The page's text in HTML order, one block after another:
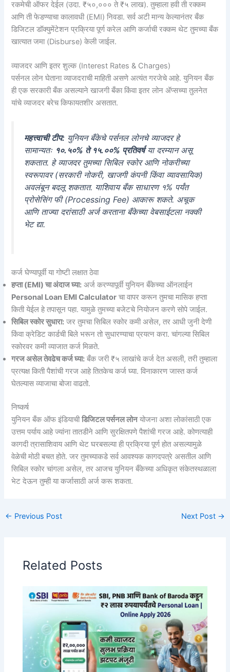
रकमेची ऑफर देईल (उदा. ₹५०,००० ते ₹५ लाख). तुम्हाला हवी ती रक्कम
आणि ती फेडण्याचा कालावधी (EMI) निवडा. सर्व अटी मान्य केल्यानंतर बँक
डिजिटल डॉक्युमेंटेशन प्रक्रिया पूर्ण करेल आणि कर्जाची रक्कम थेट तुमच्या बँक
खात्यात जमा (Disburse) केली जाईल.
व्याजदर आणि इतर शुल्क (Interest Rates & Charges)
पर्सनल लोन घेताना व्याजदराची माहिती असणे अत्यंत गरजेचे आहे. युनियन बँक
ही एक सरकारी बँक असल्याने खाजगी बँका किंवा इतर लोन ॲप्सच्या तुलनेत
यांचे व्याजदर बरेच किफायतशीर असतात.
महत्त्वाची टीप: युनियन बँकेचे पर्सनल लोनचे व्याजदर हे
सामान्यतः १०.५०% ते १५.००% प्रतिवर्षया दरम्यान असू
शकतात. हे व्याजदर तुमच्या सिबिल स्कोर आणि नोकरीच्या
स्वरूपावर (सरकारी नोकरी, खाजगी कंपनी किंवा व्यावसायिक)
अवलंबून बदलू शकतात. याशिवाय बँक साधारण १% पर्यंत
प्रोसेसिंग फी (Processing Fee) आकारू शकते. अचूक
आणि ताज्या दरांसाठी अर्ज करताना बँकेच्या वेबसाईटला नक्की
भेट द्या.
कर्ज घेण्यापूर्वी या गोष्टी लक्षात ठेवा
हप्ता (EMI) चा अंदाज घ्या: अर्ज करण्यापूर्वी युनियन बँकेच्या ऑनलाईन
Personal Loan EMI Calculator चा वापर करून तुमचा मासिक हप्ता
किती येईल हे तपासून पहा. यामुळे तुमच्या बजेटचे नियोजन करणे सोपे जाईल.
सिबिल स्कोर सुधारा: जर तुमचा सिबिल स्कोर कमी असेल, तर आधी जुनी देणी
किंवा क्रेडिट कार्डची बिले भरून तो सुधारण्याचा प्रयत्न करा. चांगल्या सिबिल
स्कोरवर कमी व्याजात कर्ज मिळते.
गरज असेल तेवढेच कर्ज घ्या: बँक जरी ₹५ लाखांचे कर्ज देत असली, तरी तुम्हाला
प्रत्यक्ष किती पैशांची गरज आहे तितकेच कर्ज घ्या. विनाकारण जास्त कर्ज
घेतल्यास व्याजाचा बोजा वाढतो.
निष्कर्ष
युनियन बँक ऑफ इंडियाचीडिजिटल पर्सनल लोनयोजना अशा लोकांसाठी एक
उत्तम पर्याय आहे ज्यांना तातडीने आणि सुरक्षितपणे पैशांची गरज आहे. कोणत्याही
कागदी त्रासाशिवाय आणि थेट घरबसल्या ही प्रक्रिया पूर्ण होत असल्यामुळे
वेळेची मोठी बचत होते. जर तुमच्याकडे सर्व आवश्यक कागदपत्रे असतील आणि
सिबिल स्कोर चांगला असेल, तर आजच युनियन बँकेच्या अधिकृत संकेतस्थळाला
भेट देऊन तुम्ही या कर्जासाठी अर्ज करू शकता.
← Previous Post Next Post →
Related Posts